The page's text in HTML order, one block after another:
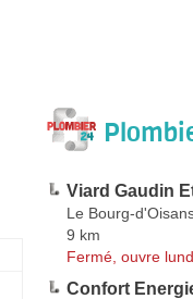
Viard Gaudin
Le Bourg-
9 km
Fermé, ouvre
Confort